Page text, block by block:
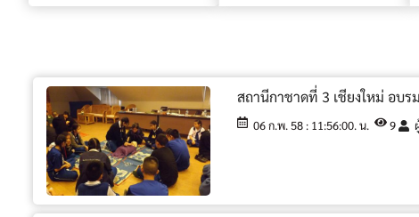
สถานีกาชาดที่ 3 เชียงใหม่ อบ
06 ก.พ. 58 : 11:56:00. น. 9 ผู้